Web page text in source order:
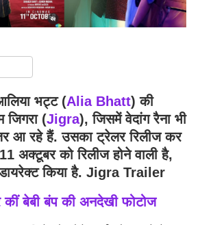
भट्ट (Alia Bhatt) की
जिगरा (Jigra), जिसमें वेदांग रैना भी
आ रहे हैं. उसका ट्रेलर रिलीज कर
अक्टूबर को रिलीज होने वाली है,
किया है. Jigra Trailer
बेबी बंप की अनदेखी फोटोज